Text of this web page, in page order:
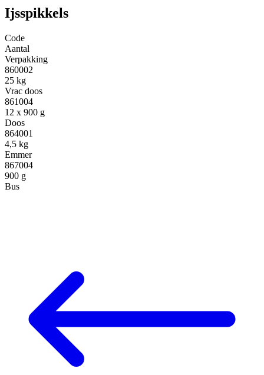
Ijsspikkels
Code
Aantal
Verpakking
860002
25 kg
Vrac doos
861004
12 x 900 g
Doos
864001
4,5 kg
Emmer
867004
900 g
Bus